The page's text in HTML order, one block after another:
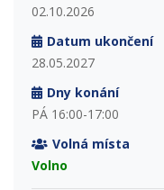
02.10.2026
Datum ukončení
28.05.2027
Dny konání
PÁ 16:00-17:00
Volná místa
Volno